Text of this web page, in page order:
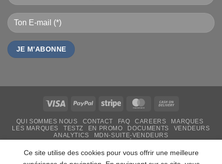
Visa PayPal Stripe MasterCard
Delivery
QUI SOMMES NOUS CONTACT FAQ CAREERS
MARQUES
LES MARQUES
TESTZ EN PROMO DOCUMENTS
VENDEURS
ANALYTICS
MDN-SUITE-VENDEURS
IMPRESSION PERSONNALISÉE
MON-TSHIRT
FÊTE DES MÈRES 31 MAI 2026 CAMEROUN
PASS LIVRAISON & SERVICE
Ce site utilise des cookies pour vous offrir une meilleure